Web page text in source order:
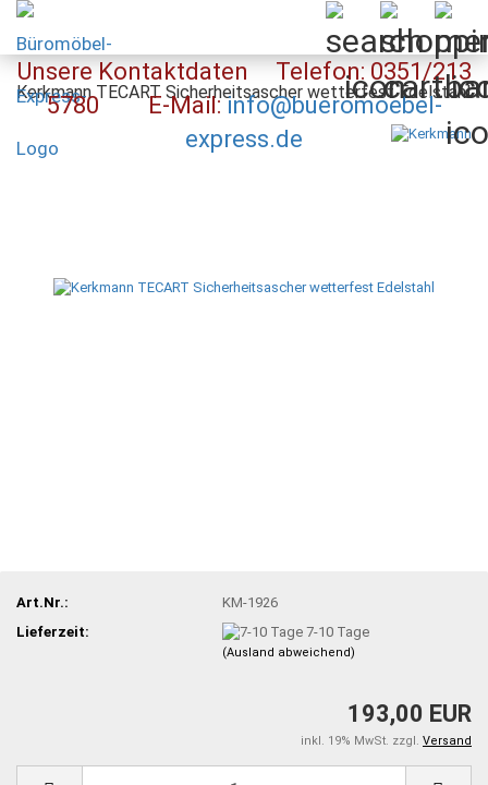
Unsere Kontaktdaten Telefon: 0351/213
5780 E-Mail:info@bueromoebel-
express.de
Kerkmann TECART Sicherheitsascher wetterfest Edelstahl
Art.Nr.:
KM-1926
Lieferzeit:
7-10 Tage
(Ausland abweichend)
193,00 EUR
inkl. 19% MwSt. zzgl. Versand